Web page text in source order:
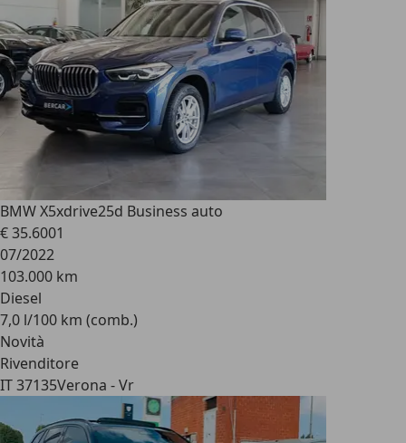
BMW X5xdrive25d Business auto
€ 35.6001
07/2022
103.000 km
Diesel
7,0 l/100 km (comb.)
Novità
Rivenditore
IT 37135Verona - Vr